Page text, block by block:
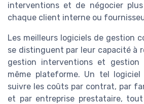
interventions et de négocier
chaque client interne ou
Les meilleurs logiciels de gestion
se distinguent par leur capacité à
gestion interventions et gestion
même plateforme. Un tel
suivre les coûts par contrat, par
et par entreprise prestataire,